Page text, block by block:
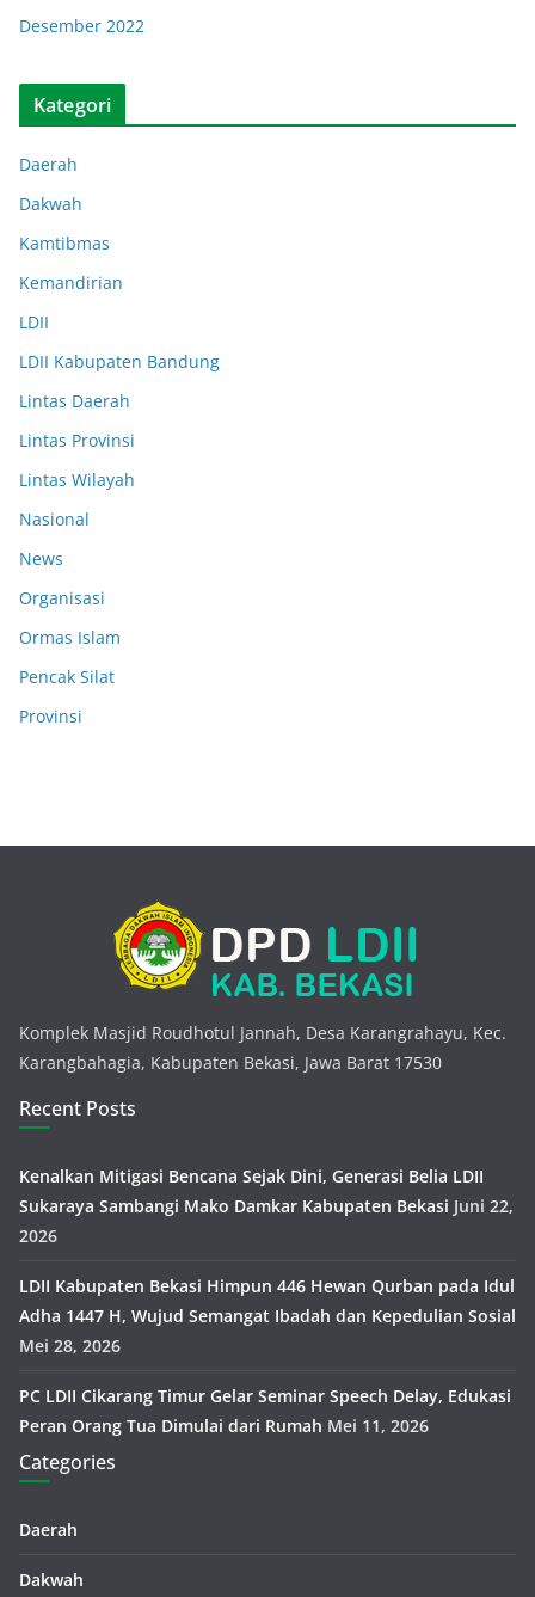
Desember 2022
Kategori
Daerah
Dakwah
Kamtibmas
Kemandirian
LDII
LDII Kabupaten Bandung
Lintas Daerah
Lintas Provinsi
Lintas Wilayah
Nasional
News
Organisasi
Ormas Islam
Pencak Silat
Provinsi
Komplek Masjid Roudhotul Jannah, Desa Karangrahayu, Kec.
Karangbahagia, Kabupaten Bekasi, Jawa Barat 17530
Recent Posts
Kenalkan Mitigasi Bencana Sejak Dini, Generasi Belia LDII
Sukaraya Sambangi Mako Damkar Kabupaten Bekasi Juni 22,
2026
LDII Kabupaten Bekasi Himpun 446 Hewan Qurban pada Idul
Adha 1447 H, Wujud Semangat Ibadah dan Kepedulian Sosial
Mei 28, 2026
PC LDII Cikarang Timur Gelar Seminar Speech Delay, Edukasi
Peran Orang Tua Dimulai dari Rumah Mei 11, 2026
Categories
Daerah
Dakwah